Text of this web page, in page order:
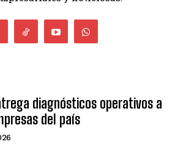
diagnósticos operativos a
del país